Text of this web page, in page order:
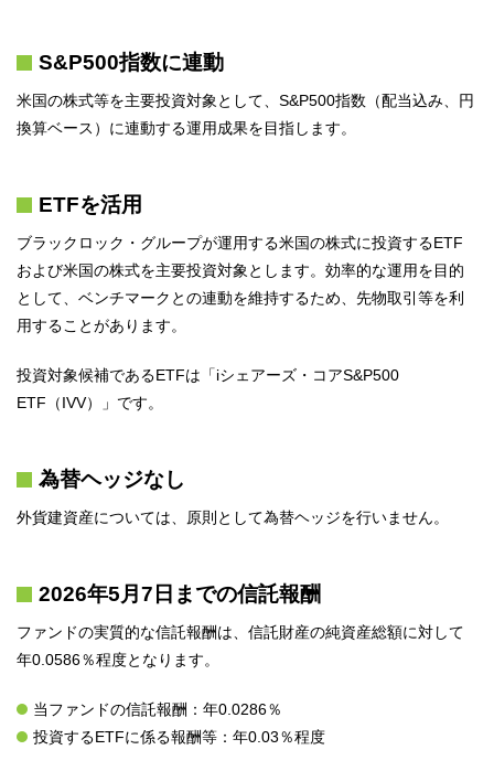
S&P500指数に連動
米国の株式等を主要投資対象として、S&P500指数（配当込み、円
換算ベース）に連動する運用成果を目指します。
ETFを活用
ブラックロック・グループが運用する米国の株式に投資するETF
および米国の株式を主要投資対象とします。効率的な運用を目的
として、ベンチマークとの連動を維持するため、先物取引等を利
用することがあります。
投資対象候補であるETFは「iシェアーズ・コアS&P500
ETF（IVV）」です。
為替ヘッジなし
外貨建資産については、原則として為替ヘッジを行いません。
2026年5月7日までの信託報酬
ファンドの実質的な信託報酬は、信託財産の純資産総額に対して
年0.0586％程度となります。
当ファンドの信託報酬：年0.0286％
投資するETFに係る報酬等：年0.03％程度